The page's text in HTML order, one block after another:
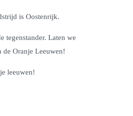
is Oostenrijk.
tegenstander. Laten we
de Oranje Leeuwen!
leeuwen!